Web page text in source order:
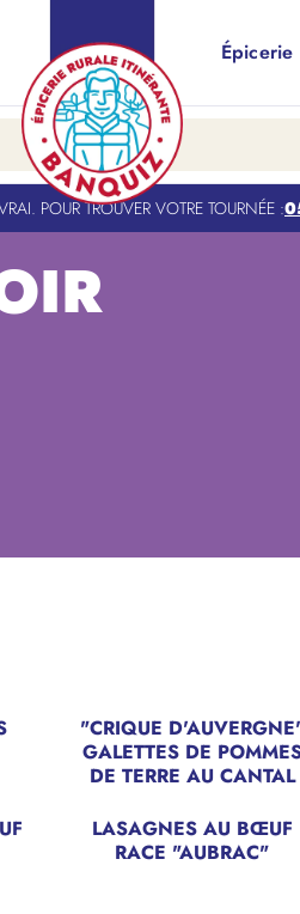
TROUVER VOTRE TOURNÉE :05
"CRIQUE
GALETTES DE
DE TERRE AU CANTAL
LASAGNES AU BŒUF
RACE "AUBRAC"